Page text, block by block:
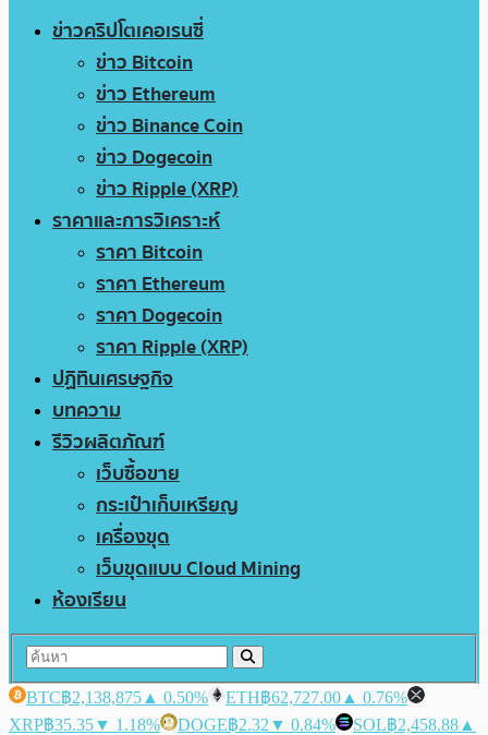
ข่าวคริปโตเคอเรนซี่
ข่าว Bitcoin
ข่าว Ethereum
ข่าว Binance Coin
ข่าว Dogecoin
ข่าว Ripple (XRP)
ราคาและการวิเคราะห์
ราคา Bitcoin
ราคา Ethereum
ราคา Dogecoin
ราคา Ripple (XRP)
ปฏิทินเศรษฐกิจ
บทความ
รีวิวผลิตภัณฑ์
เว็บซื้อขาย
กระเป๋าเก็บเหรียญ
เครื่องขุด
เว็บขุดแบบ Cloud Mining
ห้องเรียน
BTC฿2,138,875 ▲ 0.50% ETH฿62,727.00 ▲ 0.76%
XRP฿35.35▼ 1.18% DOGE฿2.32 ▼ 0.84% SOL฿2,458.88 ▲